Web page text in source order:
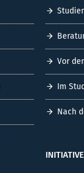
Vor
Im
Nach